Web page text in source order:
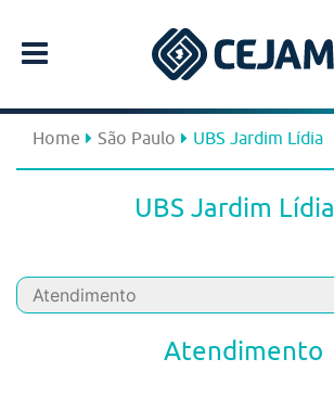
Home São Paulo UBS Jardim Lídia
UBS Jardim Lídia
Atendimento